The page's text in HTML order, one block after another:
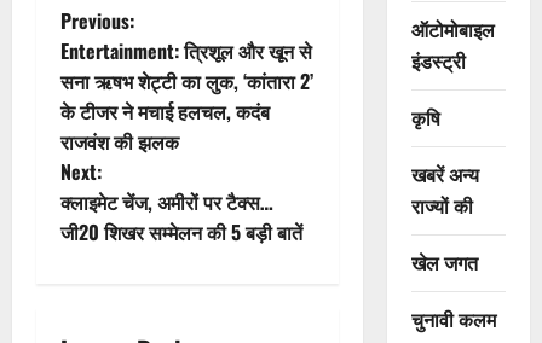
P
o
s
t
n
Previous:
Entertainment: त्रिशूल और खून से
सना ऋषभ शेट्टी का लुक, ‘कांतारा 2’
के टीजर ने मचाई हलचल, कदंब
राजवंश की झलक
Next:
क्लाइमेट चेंज, अमीरों पर टैक्स…
जी20 शिखर सम्मेलन की 5 बड़ी बातें
ऑटोमोबाइल
इंडस्ट्री
कृषि
खबरें अन्य
राज्यों की
खेल जगत
चुनावी कलम